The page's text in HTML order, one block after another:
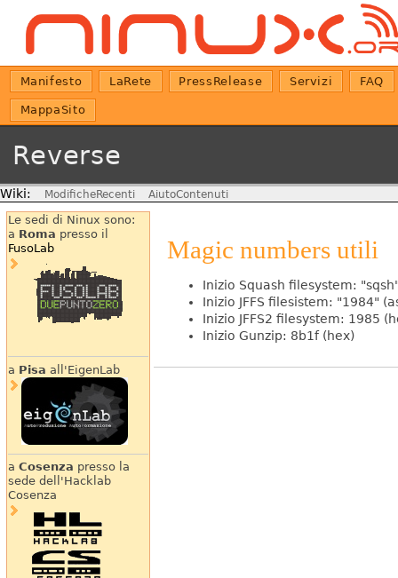
Manifesto LaRete PressRelease Servizi FAQ
MappaSito
Reverse
Wiki: ModificheRecenti AiutoContenuti
Le sedi di Ninux sono:
a Roma presso il
FusoLab
a Pisa all'EigenLab
a Cosenza presso la
sede dell'Hacklab
Cosenza
Magic numbers utili
Inizio Squash filesystem:
Inizio JFFS filesistem: "1984"
Inizio JFFS2 filesystem: 1985
Inizio Gunzip: 8b1f (hex)